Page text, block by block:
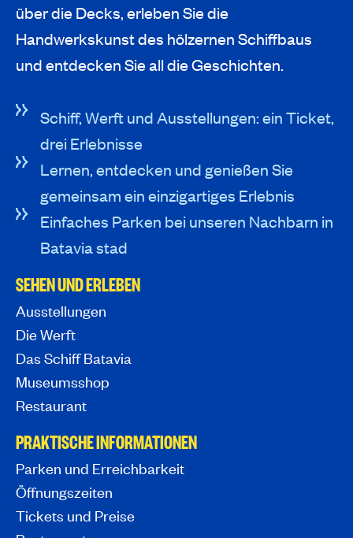
über die Decks, erleben Sie die
Handwerkskunst des hölzernen Schiffbaus
und entdecken Sie all die Geschichten.
Schiff, Werft und Ausstellungen: ein Ticket,
drei Erlebnisse
Lernen, entdecken und genießen Sie
gemeinsam ein einzigartiges Erlebnis
Einfaches Parken bei unseren Nachbarn in
Batavia stad
SEHEN UND ERLEBEN
Ausstellungen
Die Werft
Das Schiff Batavia
Museumsshop
Restaurant
PRAKTISCHE INFORMATIONEN
Parken und Erreichbarkeit
Öffnungszeiten
Tickets und Preise